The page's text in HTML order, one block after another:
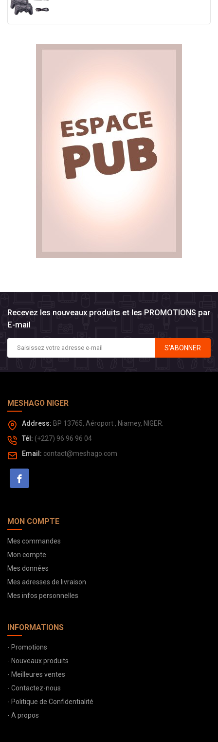
Recevez les nouveaux produits et les PROMOTIONS par
E-mail
S’ABONNER
MESHAGO NIGER
Address: BP 13765, Aéroport , Niamey, NIGER.
Tél: (+227) 96 96 96 04
Email: contact@meshago.com
MON COMPTE
Mes commandes
Mon compte
Mes données
Mes adresses de livraison
Mes infos personnelles
INFORMATIONS
- Promotions
- Nouveaux produits
- Meilleures ventes
- Contactez-nous
- Politique de Confidentialité
- A propos